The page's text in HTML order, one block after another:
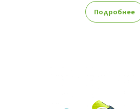
Подробнее